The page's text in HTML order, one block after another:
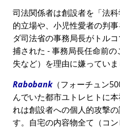
司法関係者は創設者を
法
的立場や、小児性愛者の判
ダ司法省の事務局長がトル
捕された - 事務局長任命前
失など）を理由に嫌っていま
Rabobank（フォーチュン
んでいた都市ユトレヒトに
れは創設者への個人的攻撃
す。自宅の内容物全て（コ